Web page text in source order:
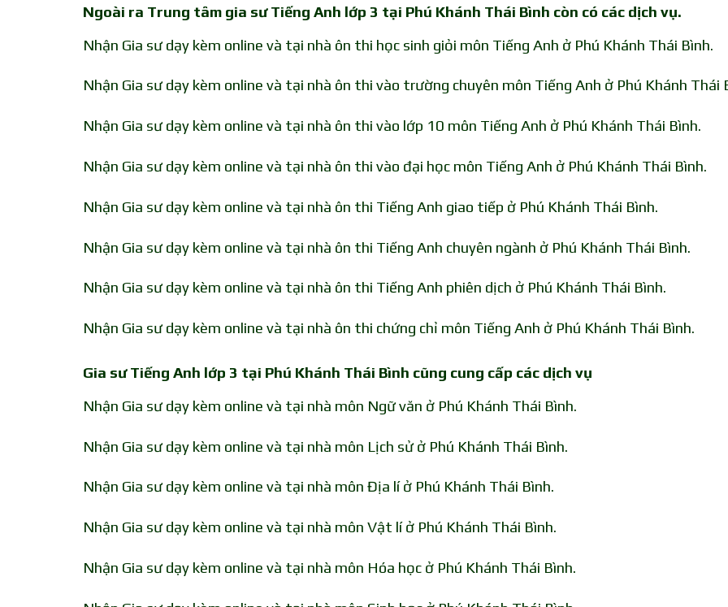
Ngoài ra Trung tâm gia sư Tiếng Anh lớp 3 tại Phú Khánh Thái Bình còn có các dịch vụ.
Nhận Gia sư dạy kèm online và tại nhà ôn thi học sinh giỏi môn Tiếng Anh ở Phú Khánh Thái Bình.
Nhận Gia sư dạy kèm online và tại nhà ôn thi vào trường chuyên môn Tiếng Anh ở Phú Khánh Thái
Nhận Gia sư dạy kèm online và tại nhà ôn thi vào lớp 10 môn Tiếng Anh ở Phú Khánh Thái Bình.
Nhận Gia sư dạy kèm online và tại nhà ôn thi vào đại học môn Tiếng Anh ở Phú Khánh Thái Bình.
Nhận Gia sư dạy kèm online và tại nhà ôn thi Tiếng Anh giao tiếp ở Phú Khánh Thái Bình.
Nhận Gia sư dạy kèm online và tại nhà ôn thi Tiếng Anh chuyên ngành ở Phú Khánh Thái Bình.
Nhận Gia sư dạy kèm online và tại nhà ôn thi Tiếng Anh phiên dịch ở Phú Khánh Thái Bình.
Nhận Gia sư dạy kèm online và tại nhà ôn thi chứng chỉ môn Tiếng Anh ở Phú Khánh Thái Bình.
Gia sư Tiếng Anh lớp 3 tại Phú Khánh Thái Bình cũng cung cấp các dịch vụ
Nhận Gia sư dạy kèm online và tại nhà môn Ngữ văn ở Phú Khánh Thái Bình.
Nhận Gia sư dạy kèm online và tại nhà môn Lịch sử ở Phú Khánh Thái Bình.
Nhận Gia sư dạy kèm online và tại nhà môn Địa lí ở Phú Khánh Thái Bình.
Nhận Gia sư dạy kèm online và tại nhà môn Vật lí ở Phú Khánh Thái Bình.
Nhận Gia sư dạy kèm online và tại nhà môn Hóa học ở Phú Khánh Thái Bình.